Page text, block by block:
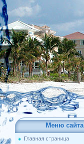
Меню сайта
Главная страница